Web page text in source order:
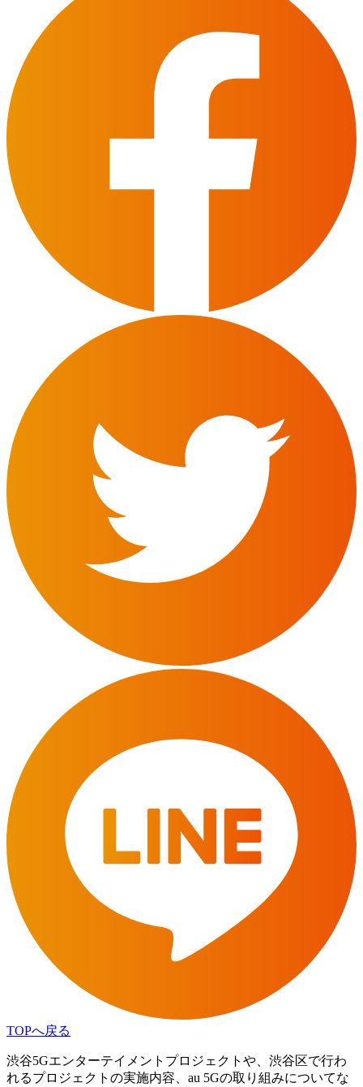
TOPへ戻る
渋谷5Gエンターテイメントプロジェクトや、渋谷区で行わ
れるプロジェクトの実施内容、au 5Gの取り組みについてな